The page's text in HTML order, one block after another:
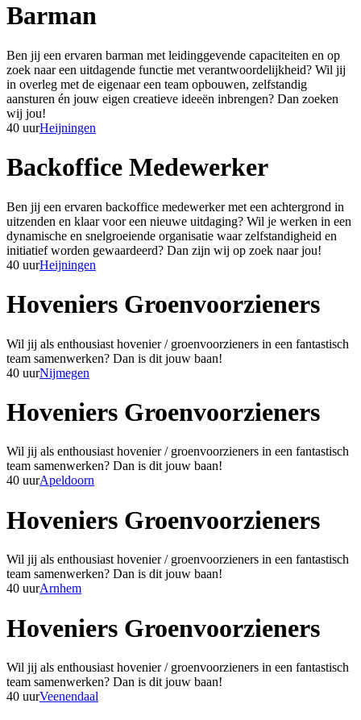
Barman
Ben jij een ervaren barman met leidinggevende capaciteiten en op
zoek naar een uitdagende functie met verantwoordelijkheid? Wil jij
in overleg met de eigenaar een team opbouwen, zelfstandig
aansturen én jouw eigen creatieve ideeën inbrengen? Dan zoeken
wij jou!
40 uurHeijningen
Backoffice Medewerker
Ben jij een ervaren backoffice medewerker met een achtergrond in
uitzenden en klaar voor een nieuwe uitdaging? Wil je werken in een
dynamische en snelgroeiende organisatie waar zelfstandigheid en
initiatief worden gewaardeerd? Dan zijn wij op zoek naar jou!
40 uurHeijningen
Hoveniers Groenvoorzieners
Wil jij als enthousiast hovenier / groenvoorzieners in een fantastisch
team samenwerken? Dan is dit jouw baan!
40 uurNijmegen
Hoveniers Groenvoorzieners
Wil jij als enthousiast hovenier / groenvoorzieners in een fantastisch
team samenwerken? Dan is dit jouw baan!
40 uurApeldoorn
Hoveniers Groenvoorzieners
Wil jij als enthousiast hovenier / groenvoorzieners in een fantastisch
team samenwerken? Dan is dit jouw baan!
40 uurArnhem
Hoveniers Groenvoorzieners
Wil jij als enthousiast hovenier / groenvoorzieners in een fantastisch
team samenwerken? Dan is dit jouw baan!
40 uurVeenendaal